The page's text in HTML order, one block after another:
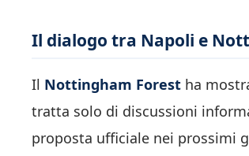
Il dialogo tra Napoli e
Il Nottingham Forest ha
tratta solo di discussioni
proposta ufficiale nei prossimi